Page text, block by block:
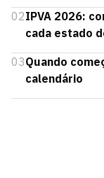
02IPVA 2026:
cada estado
03Quando
calendário